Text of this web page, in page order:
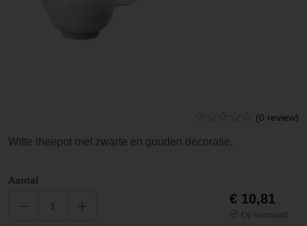
(0 review)
Witte theepot met zwarte en gouden decoratie.
Aantal
€ 10,81
Op voorraad